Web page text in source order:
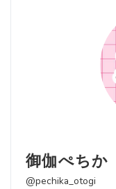
御伽ぺちか
@pechika_otogi